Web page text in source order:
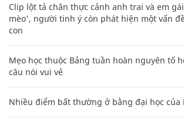
Clip lột tả chân thực cảnh anh trai và em
mèo', người tinh ý còn phát hiện một vấn
con
Mẹo học thuộc Bảng tuần hoàn nguyên tố
câu nói vui vẻ
Nhiều điểm bất thường ở bằng đại học của